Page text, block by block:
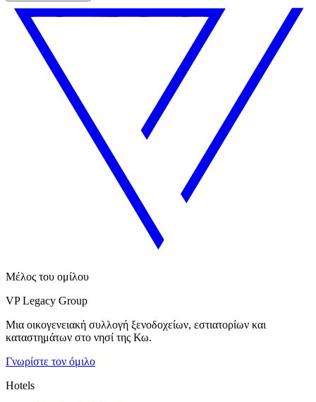
Μέλος του ομίλου
VP Legacy Group
Μια οικογενειακή συλλογή ξενοδοχείων, εστιατορίων και
καταστημάτων στο νησί της Κω.
Γνωρίστε τον όμιλο
Hotels